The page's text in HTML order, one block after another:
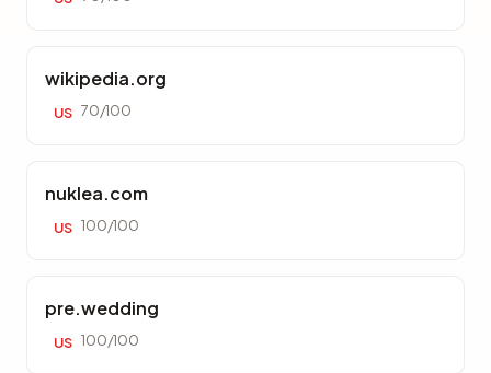
wikipedia.org
US 70/100
nuklea.com
US 100/100
pre.wedding
US 100/100